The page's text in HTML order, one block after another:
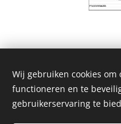
© Copyright 2023 Sociëteit
Wij gebruiken cookies
functioneren en te
gebruikerservaring te